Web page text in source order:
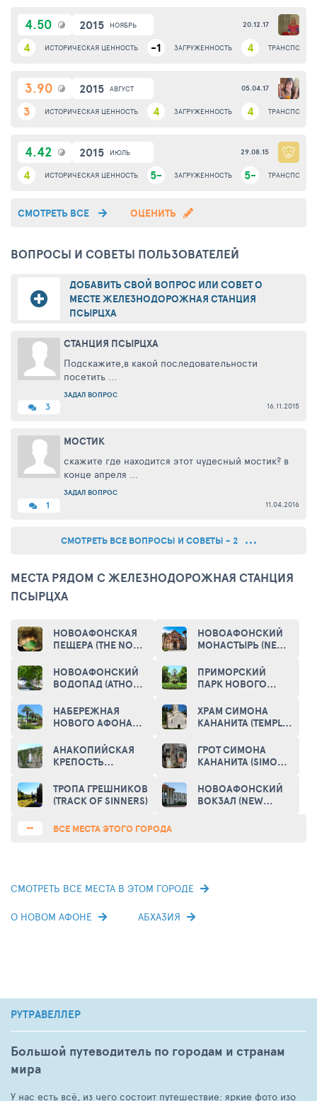
4.50
4 ИСТОРИЧЕСКАЯ ЦЕННОСТЬ -1 ЗАГРУЖЕННОСТЬ 4
2015 НОЯБРЬ 20.12.17
3.90
3 ИСТОРИЧЕСКАЯ ЦЕННОСТЬ 4 ЗАГРУЖЕННОСТЬ 4
2015 АВГУСТ 05.04.17
4.42
4 ИСТОРИЧЕСКАЯ ЦЕННОСТЬ 5- ЗАГРУЖЕННОСТЬ 5-
2015 ИЮЛЬ 29.08.15
СМОТРЕТЬ ВСЕ ОЦЕНИТЬ
ВОПРОСЫ И СОВЕТЫ ПОЛЬЗОВАТЕЛЕЙ
ДОБАВИТЬ СВОЙ ВОПРОС ИЛИ СОВЕТ О
МЕСТЕ ЖЕЛЕЗНОДОРОЖНАЯ СТАНЦИЯ
ПСЫРЦХА
16.11.2015
СТАНЦИЯ ПСЫРЦХА
Подскажите,в какой последовательности
посетить ...
ЗАДАЛ ВОПРОС
3
11.04.2016
МОСТИК
скажите где находится этот чудесный мостик? в
конце апреля ...
ЗАДАЛ ВОПРОС
1
СМОТРЕТЬ ВСЕ ВОПРОСЫ И СОВЕТЫ - 2
МЕСТА РЯДОМ С ЖЕЛЕЗНОДОРОЖНАЯ СТАНЦИЯ
ПСЫРЦХА
НОВОАФОНСКАЯ
ПЕЩЕРА (THE NOVI
НОВОАФОНСКИЙ
МОНАСТЫРЬ (NEW
НОВОАФОНСКИЙ
ВОДОПАД (ATHOS
ПРИМОРСКИЙ
ПАРК НОВОГО
PARK)
НАБЕРЕЖНАЯ
НОВОГО АФОНА
EMBANKMENT)
ХРАМ СИМОНА
КАНАНИТА (TEMPLE
ZEALOT)
АНАКОПИЙСКАЯ
КРЕПОСТЬ
FORTRESS)
ГРОТ СИМОНА
КАНАНИТА (SIMON
GROTTO)
ТРОПА ГРЕШНИКОВ
(TRACK OF SINNERS)
НОВОАФОНСКИЙ
ВОКЗАЛ (NEW
ВСЕ МЕСТА ЭТОГО ГОРОДА
СМОТРЕТЬ ВСЕ МЕСТА В ЭТОМ ГОРОДЕ
О НОВОМ АФОНЕ АБХАЗИЯ
РУТРАВЕЛЛЕР
Большой путеводитель по городам и странам
мира
У нас есть всё, из чего состоит путешествие: яркие фото изо